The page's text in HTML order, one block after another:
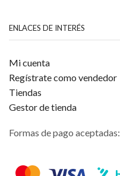
ENLACES DE INTERÉS
Mi cuenta
Regístrate como vendedor
Tiendas
Gestor de tienda
Formas de pago aceptadas: